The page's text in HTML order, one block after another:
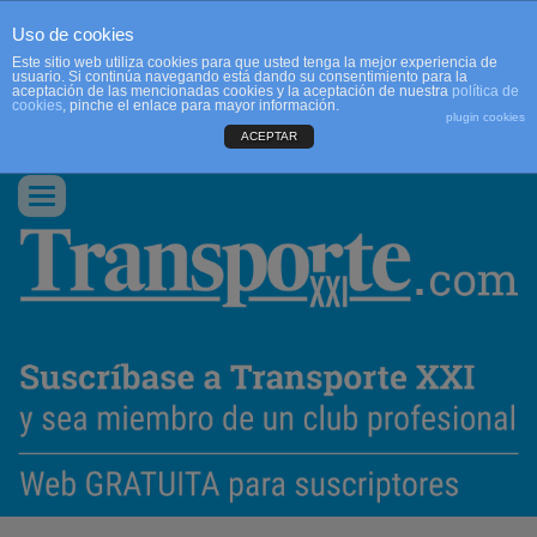
CONTACTO
Conmutar
navegación
Uso de cookies
Este sitio web utiliza cookies para que usted tenga la mejor experiencia de
usuario. Si continúa navegando está dando su consentimiento para la
aceptación de las mencionadas cookies y la aceptación de nuestra política de
cookies, pinche el enlace para mayor información.
plugin cookies
ACEPTAR